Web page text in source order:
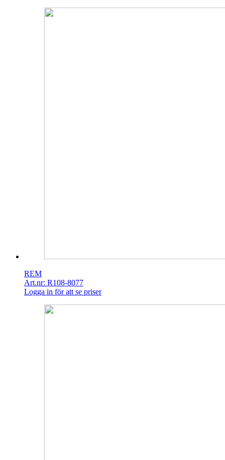
REM
Art.nr: R108-8077
Logga in för att se priser